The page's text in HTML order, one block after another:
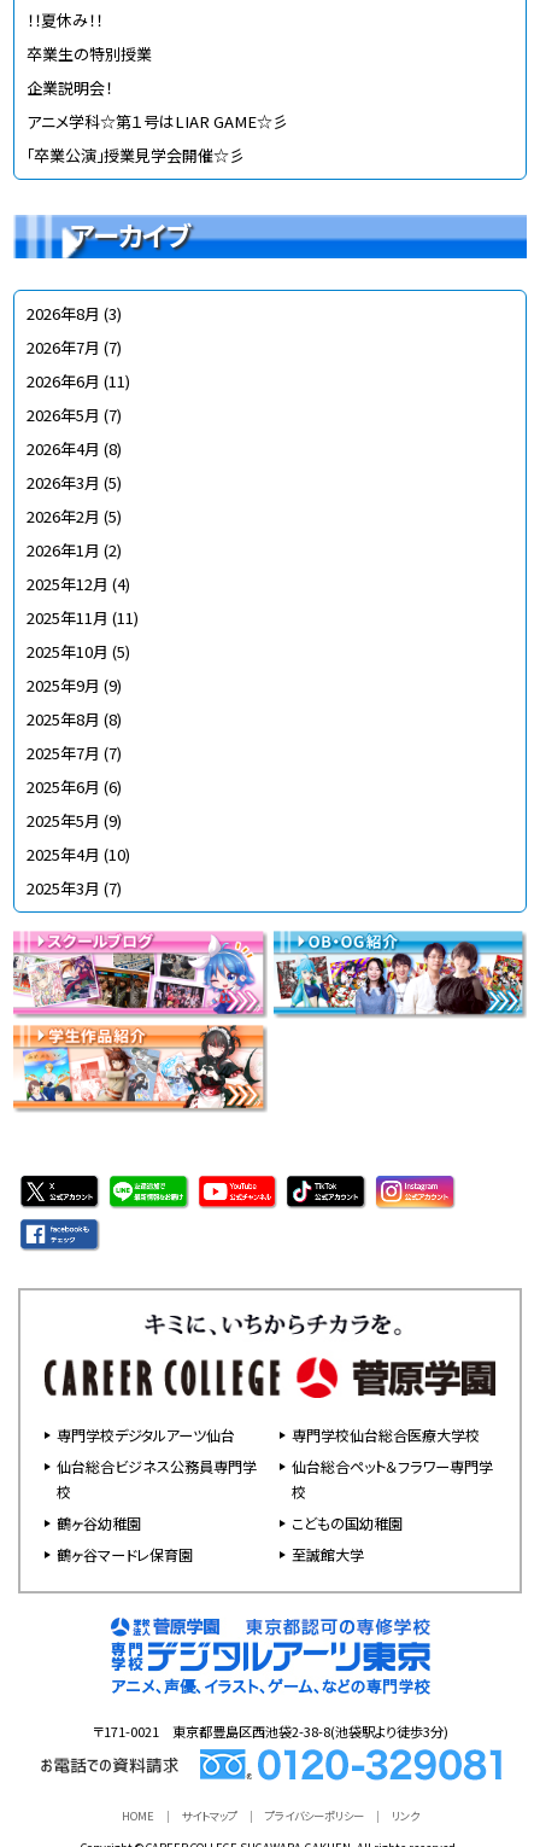
！！夏休み！！
卒業生の特別授業
企業説明会！
アニメ学科☆第１号はLIAR GAME☆彡
「卒業公演」授業見学会開催☆彡
アーカイブ
2026年8月 (3)
2026年7月 (7)
2026年6月 (11)
2026年5月 (7)
2026年4月 (8)
2026年3月 (5)
2026年2月 (5)
2026年1月 (2)
2025年12月 (4)
2025年11月 (11)
2025年10月 (5)
2025年9月 (9)
2025年8月 (8)
2025年7月 (7)
2025年6月 (6)
2025年5月 (9)
2025年4月 (10)
2025年3月 (7)
専門学校デジタルアーツ仙台
専門学校仙台総合医療大学校
仙台総合ビジネス公務員専門学
校
仙台総合ペット＆フラワー専門学
校
鶴ヶ谷幼稚園
こどもの国幼稚園
鶴ヶ谷マードレ保育園
至誠館大学
〒171-0021 東京都豊島区西池袋2-38-8(池袋駅より徒歩3分)
HOME サイトマップ プライバシーポリシー リンク